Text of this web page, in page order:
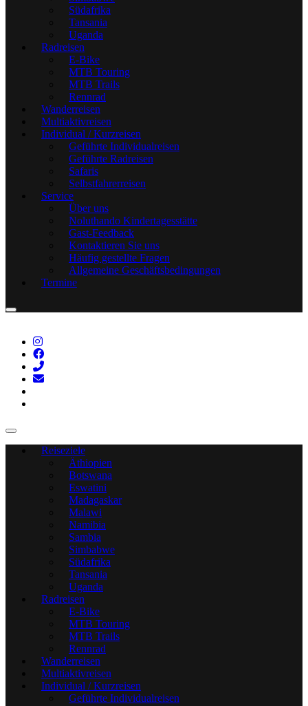
Südafrika
Tansania
Uganda
Radreisen
E-Bike
MTB Touring
MTB Trails
Rennrad
Wanderreisen
Multiaktivreisen
Individual / Kurzreisen
Geführte Individualreisen
Geführte Radreisen
Safaris
Selbstfahrerreisen
Service
Über uns
Noluthando Kindertagesstätte
Gast-Feedback
Kontaktieren Sie uns
Häufig gestellte Fragen
Allgemeine Geschäftsbedingungen
Termine
Reiseziele
Äthiopien
Botswana
Eswatini
Madagaskar
Malawi
Namibia
Sambia
Simbabwe
Südafrika
Tansania
Uganda
Radreisen
E-Bike
MTB Touring
MTB Trails
Rennrad
Wanderreisen
Multiaktivreisen
Individual / Kurzreisen
Geführte Individualreisen